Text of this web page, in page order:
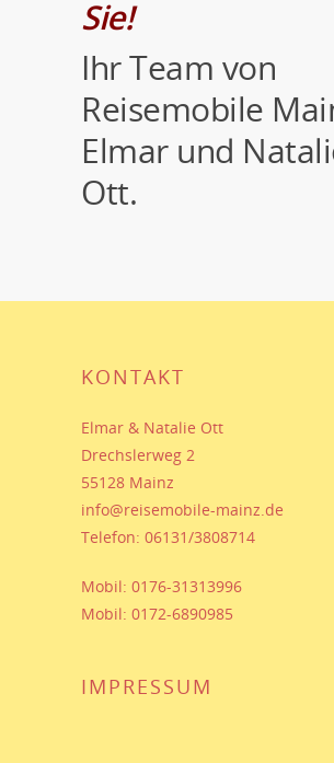
Sie!
Ihr Team von
Reisemobile
Elmar und
Ott.
KONTAKT
Elmar & Natalie Ott
Drechslerweg 2
55128 Mainz
info@reisemobile-mainz.de
Telefon: 06131/3808714
Mobil: 0176-31313996
Mobil: 0172-6890985
IMPRESSUM